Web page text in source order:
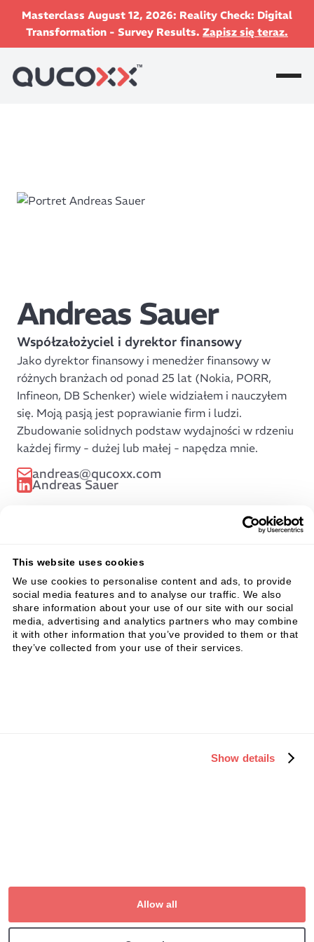
This website uses cookies
We use cookies to personalise content and ads, to provide
social media features and to analyse our traffic. We also
share information about your use of our site with our social
media, advertising and analytics partners who may combine
it with other information that you’ve provided to them or that
they’ve collected from your use of their services.
Show details
Allow all
Masterclass August 12, 2026: Reality Check: Digital
Transformation - Survey Results. Zapisz się teraz.
Andreas Sauer
Współzałożyciel i dyrektor finansowy
Jako dyrektor finansowy i menedżer finansowy w
różnych branżach od ponad 25 lat (Nokia, PORR,
Infineon, DB Schenker) wiele widziałem i nauczyłem
się. Moją pasją jest poprawianie firm i ludzi.
Zbudowanie solidnych podstaw wydajności w rdzeniu
każdej firmy - dużej lub małej - napędza mnie.
andreas@qucoxx.com
Andreas Sauer
Badanie firm
Ogólne warunki umowy
Polityka prywatności